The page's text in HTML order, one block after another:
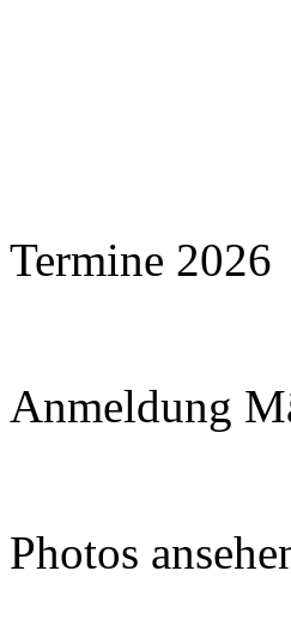
Termine 2026
Anmeldung
Photos